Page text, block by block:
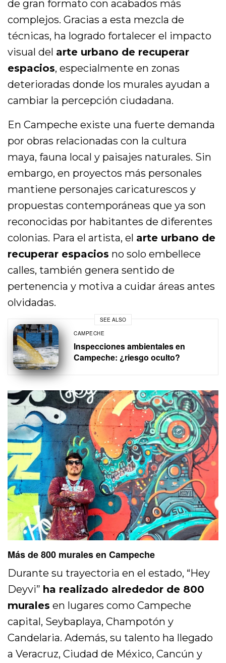
de gran formato con acabados más
complejos. Gracias a esta mezcla de
técnicas, ha logrado fortalecer el impacto
visual del arte urbano de recuperar
espacios, especialmente en zonas
deterioradas donde los murales ayudan a
cambiar la percepción ciudadana.
En Campeche existe una fuerte demanda
por obras relacionadas con la cultura
maya, fauna local y paisajes naturales. Sin
embargo, en proyectos más personales
mantiene personajes caricaturescos y
propuestas contemporáneas que ya son
reconocidas por habitantes de diferentes
colonias. Para el artista, el arte urbano de
recuperar espacios no solo embellece
calles, también genera sentido de
pertenencia y motiva a cuidar áreas antes
olvidadas.
SEE ALSO
CAMPECHE
Inspecciones ambientales en
Campeche: ¿riesgo oculto?
Más de 800 murales en Campeche
Durante su trayectoria en el estado, “Hey
Deyvi” ha realizado alrededor de 800
murales en lugares como Campeche
capital, Seybaplaya, Champotón y
Candelaria. Además, su talento ha llegado
a Veracruz, Ciudad de México, Cancún y